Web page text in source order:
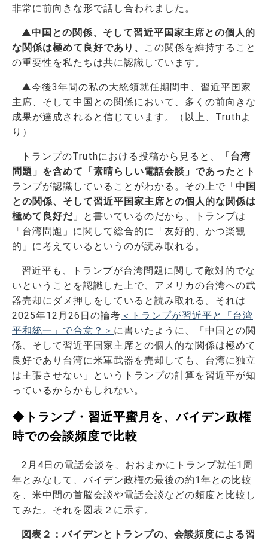
非常に前向きな形で話し合われました。
▲中国との関係、そして習近平国家主席との個人的
な関係は極めて良好であり、
この関係を維持すること
の重要性を私たちは共に認識しています。
▲今後3年間の私の大統領就任期間中、習近平国家
主席、そして中国との関係において、多くの前向きな
成果が達成されると信じています。（以上、Truthよ
り）
トランプのTruthにおける投稿から見ると、
「台湾
問題」を含めて「素晴らしい電話会談」であった とト
ランプが認識していることがわかる。その上で「 中国
との関係、そして習近平国家主席との個人的な関係は
極めて良好だ 」と書いているのだから、トランプは
「台湾問題」に関して総合的に「友好的、かつ楽観
的」に考えているというのが読み取れる。
習近平も、トランプが台湾問題に関して敵対的でな
いということを認識した上で、アメリカの台湾への武
器売却にダメ押しをしていると読み取れる。それは
2025年12月26日の論考 ＜トランプが習近平と「台湾
平和統一」で合意？＞ に書いたように、「中国との関
係、そして習近平国家主席との個人的な関係は極めて
良好であり台湾に米軍武器を売却しても、台湾に独立
は主張させない」というトランプの計算を習近平が知
っているからかもしれない。
◆トランプ・習近平蜜月を、バイデン政権
時での会談頻度で比較
2月4日の電話会談を、おおまかにトランプ就任1周
年とみなして、バイデン政権の最後の約1年との比較
を、米中間の首脳会談や電話会談などの頻度と比較し
てみた。それを図表２に示す。
図表２：バイデンとトランプの、会談頻度による習